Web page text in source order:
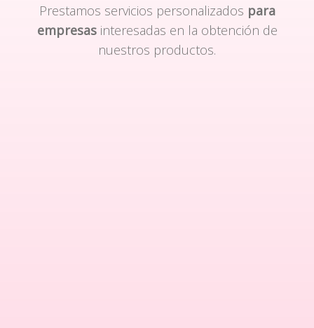
Prestamos servicios personalizados para
empresasinteresadas en la obtención de
nuestros productos.